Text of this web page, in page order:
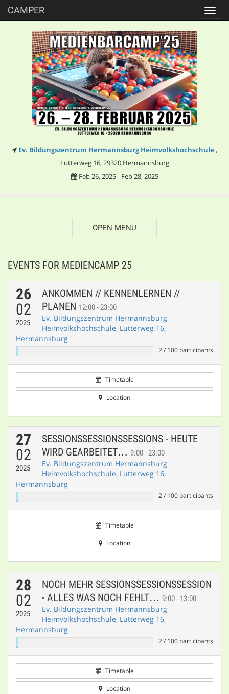
CAMPER
Ev. Bildungszentrum Hermannsburg Heimvolkshochschule ,
Lutterweg 16, 29320 Hermannsburg
Feb 26, 2025 - Feb 28, 2025
OPEN MENU
EVENTS FOR MEDIENCAMP 25
26
02
2025
ANKOMMEN // KENNENLERNEN //
PLANEN 12:00 - 23:00
Ev. Bildungszentrum Hermannsburg
Heimvolkshochschule, Lutterweg 16,
Hermannsburg
2/ 100 participants
Timetable
Location
27
02
2025
SESSIONSSESSIONSSESSIONS - HEUTE
WIRD GEARBEITET… 9:00 - 23:00
Ev. Bildungszentrum Hermannsburg
Heimvolkshochschule, Lutterweg 16,
Hermannsburg
2/ 100 participants
Timetable
Location
28
02
2025
NOCH MEHR SESSIONSSESSIONSSESSION
- ALLES WAS NOCH FEHLT… 9:00 - 13:00
Ev. Bildungszentrum Hermannsburg
Heimvolkshochschule, Lutterweg 16,
Hermannsburg
2/ 100 participants
Timetable
Location